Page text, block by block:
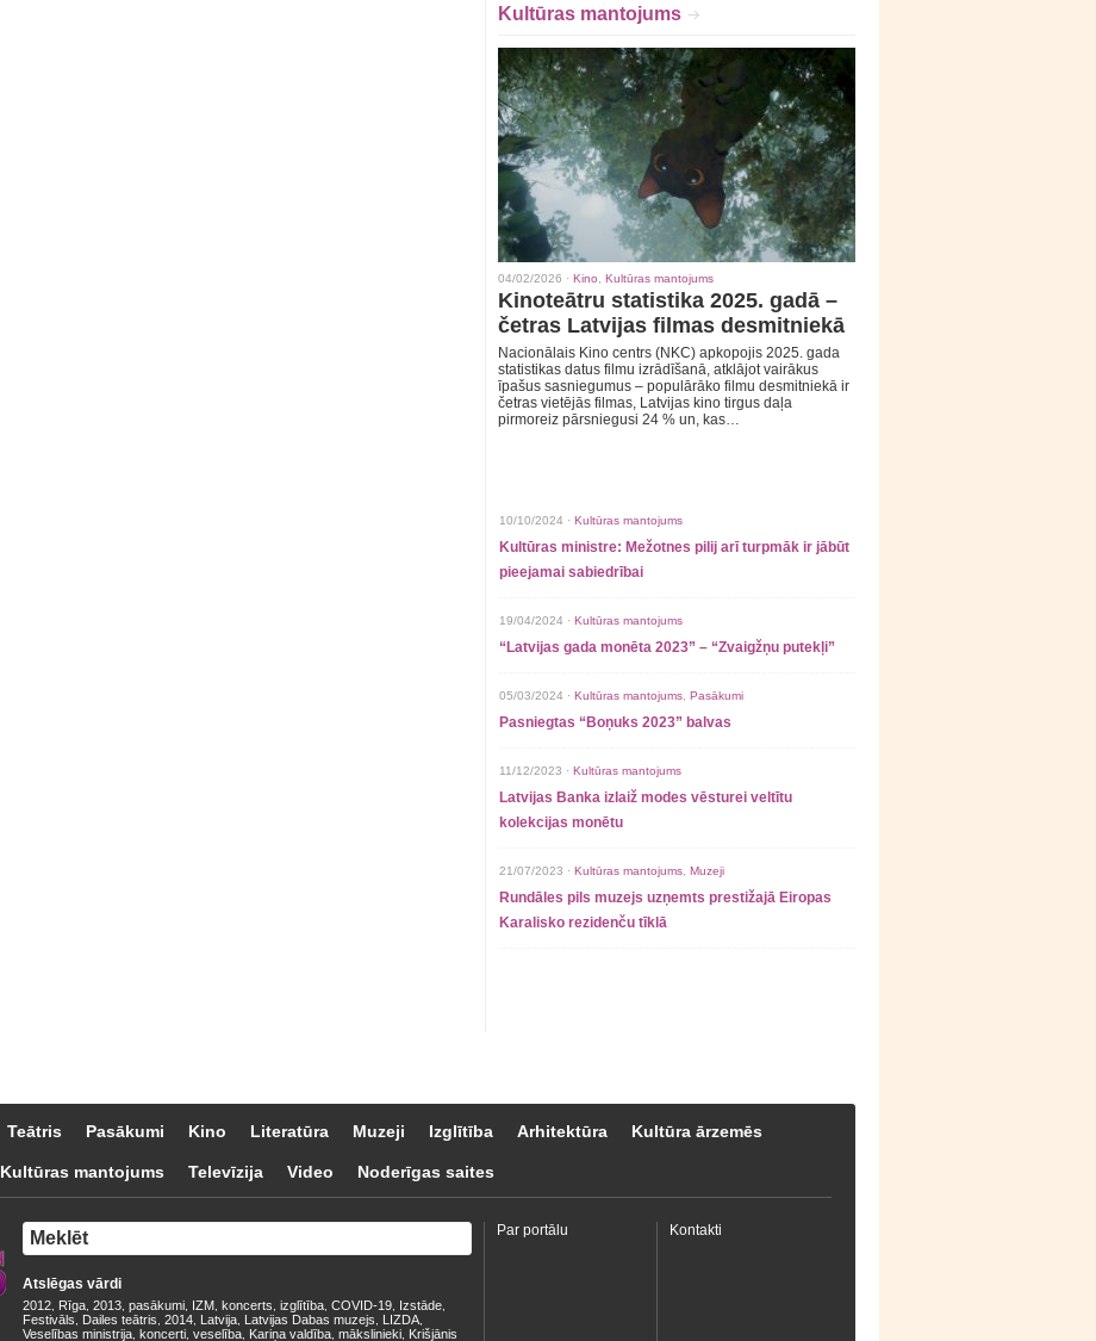
Kultūras mantojums
04/02/2026 · Kino Kultūras mantojums
Kinoteātru statistika 2025. gadā –
četras Latvijas filmas desmitniekā
Nacionālais Kino centrs (NKC) apkopojis 2025. gada
statistikas datus filmu izrādīšanā, atklājot vairākus
īpašus sasniegumus – populārāko filmu desmitniekā ir
četras vietējās filmas, Latvijas kino tirgus daļa
pirmoreiz pārsniegusi 24 % un, kas…
10/10/2024 · Kultūras mantojums
Kultūras ministre: Mežotnes pilij arī turpmāk ir jābūt
pieejamai sabiedrībai
19/04/2024 · Kultūras mantojums
“Latvijas gada monēta 2023” – “Zvaigžņu putekļi”
05/03/2024 · Kultūras mantojums Pasākumi
Pasniegtas “Boņuks 2023” balvas
11/12/2023 · Kultūras mantojums
Latvijas Banka izlaiž modes vēsturei veltītu
kolekcijas monētu
21/07/2023 · Kultūras mantojums Muzeji
Rundāles pils muzejs uzņemts prestižajā Eiropas
Karalisko rezidenču tīklā
Teātris Pasākumi Kino Literatūra Muzeji Izglītība Arhitektūra Kultūra ārzemēs
Kultūras mantojums Televīzija Video Noderīgas saites
Atslēgas vārdi
2012 Rīga 2013 pasākumi IZM koncerts izglītība COVID-19 Izstāde
Festivāls Dailes teātris 2014 Latvija Latvijas Dabas muzejs LIZDA
Veselības ministrija koncerti veselība Kariņa valdība mākslinieki Krišjānis
Par portālu Kontakti